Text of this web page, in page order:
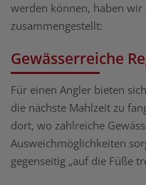
werden können, haben wir
zusammengestellt:
Gewässerreiche
Für einen Angler bieten
die nächste Mahlzeit zu
dort, wo zahlreiche
Ausweichmöglichkeiten
gegenseitig „auf die Füße